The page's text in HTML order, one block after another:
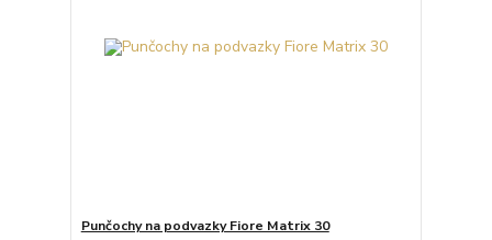
Punčochy na podvazky Fiore Matrix 30